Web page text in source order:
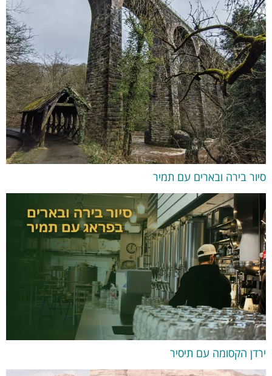
סיור בירה ובארים עם תמיר
ירדן הקסומה עם תיסיר